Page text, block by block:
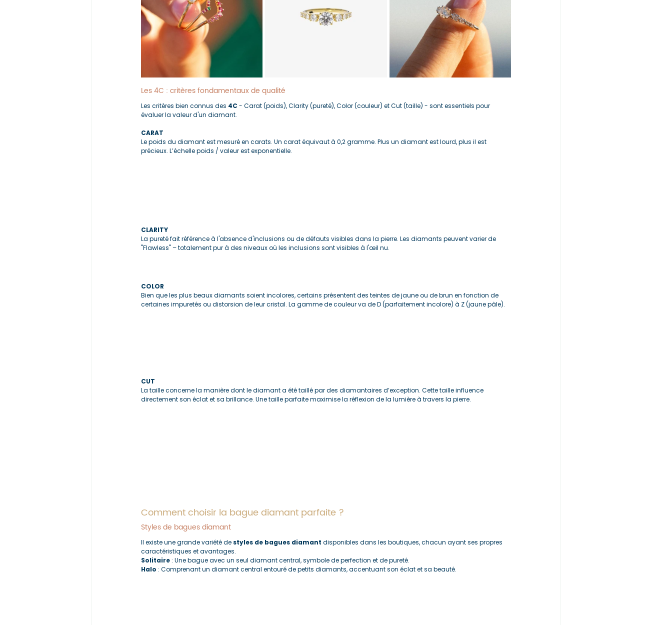
Les 4C : critères fondamentaux de qualité
Les critères bien connus des 4C - Carat (poids), Clarity (pureté), Color (couleur) et Cut (taille) - sont essentiels pour
évaluer la valeur d'un diamant.
CARAT
Le poids du diamant est mesuré en carats. Un carat équivaut à 0,2 gramme. Plus un diamant est lourd, plus il est
précieux. L’échelle poids / valeur est exponentielle.
CLARITY
La pureté fait référence à l'absence d'inclusions ou de défauts visibles dans la pierre. Les diamants peuvent varier de
"Flawless" – totalement pur à des niveaux où les inclusions sont visibles à l'œil nu.
COLOR
Bien que les plus beaux diamants soient incolores, certains présentent des teintes de jaune ou de brun en fonction de
certaines impuretés ou distorsion de leur cristal. La gamme de couleur va de D (parfaitement incolore) à Z (jaune pâle).
CUT
La taille concerne la manière dont le diamant a été taillé par des diamantaires d’exception. Cette taille influence
directement son éclat et sa brillance. Une taille parfaite maximise la réflexion de la lumière à travers la pierre.
Comment choisir la bague diamant parfaite ?
Styles de bagues diamant
Il existe une grande variété de styles de bagues diamant disponibles dans les boutiques, chacun ayant ses propres
caractéristiques et avantages.
Solitaire : Une bague avec un seul diamant central, symbole de perfection et de pureté.
Halo : Comprenant un diamant central entouré de petits diamants, accentuant son éclat et sa beauté.